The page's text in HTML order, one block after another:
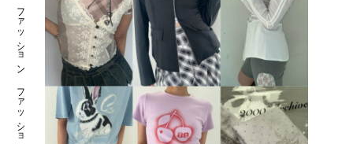
ファッション ファッション小物